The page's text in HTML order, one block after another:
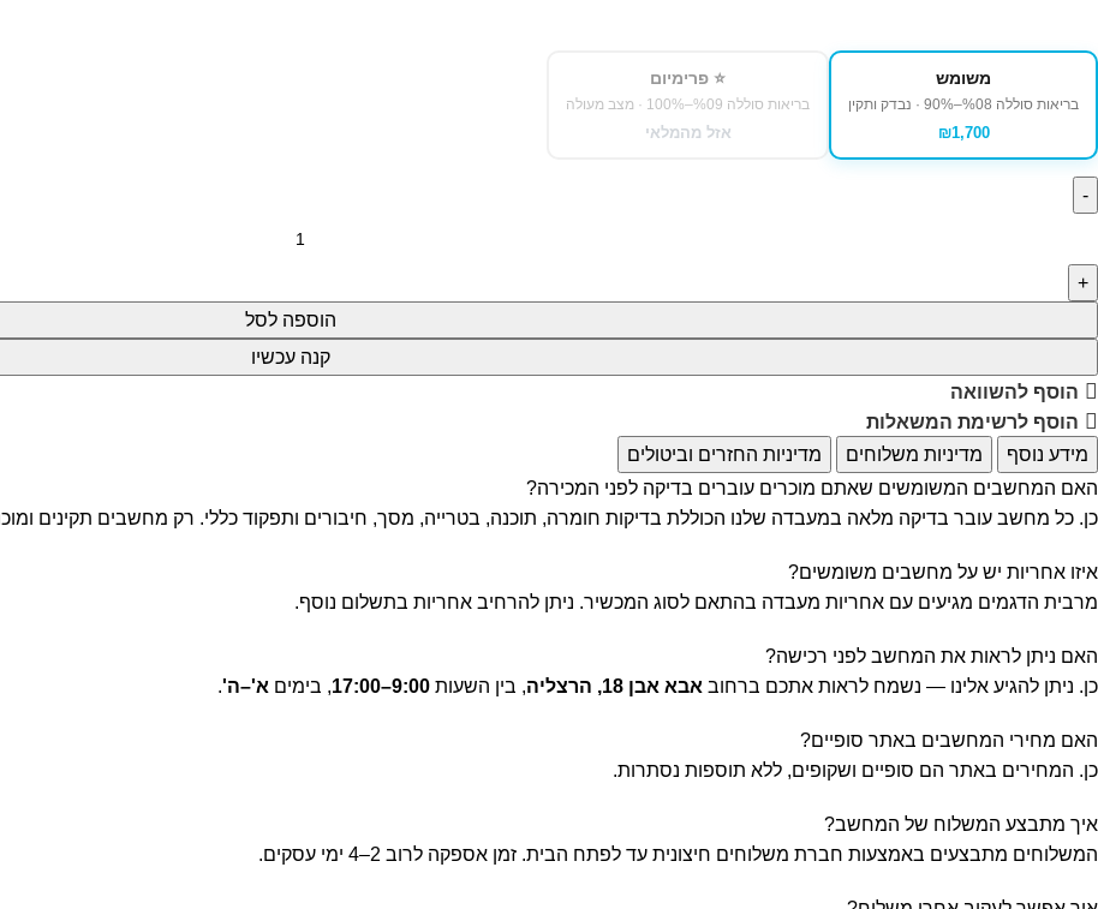
משומש
בריאות סוללה ⁦80%–90%⁩ · נבדק ותקין
₪1,700
⭐ פרימיום
בריאות סוללה ⁦90%–100%⁩ · מצב מעולה
אזל מהמלאי
הוספה לסל
קנה עכשיו
הוסף להשוואה
הוסף לרשימת המשאלות
מידע נוסף
מדיניות משלוחים
מדיניות החזרים וביטולים
האם המחשבים המשומשים שאתם מוכרים עוברים בדיקה לפני המכירה?
כן. כל מחשב עובר בדיקה מלאה במעבדה שלנו הכוללת בדיקות חומרה, תוכנה, בטרייה, מסך, חיבורים ותפקוד כללי. רק מחשבים תקינים
איזו אחריות יש על מחשבים משומשים?
מרבית הדגמים מגיעים עם אחריות מעבדה בהתאם לסוג המכשיר. ניתן להרחיב אחריות בתשלום נוסף.
האם ניתן לראות את המחשב לפני רכישה?
כן. ניתן להגיע אלינו — נשמח לראות אתכם ברחוב אבא אבן 18, הרצליה , בין השעות 9:00–17:00 , בימים א'–ה'.
האם מחירי המחשבים באתר סופיים?
כן. המחירים באתר הם סופיים ושקופים, ללא תוספות נסתרות.
איך מתבצע המשלוח של המחשב?
המשלוחים מתבצעים באמצעות חברת משלוחים חיצונית עד לפתח הבית. זמן אספקה לרוב 2–4 ימי עסקים.